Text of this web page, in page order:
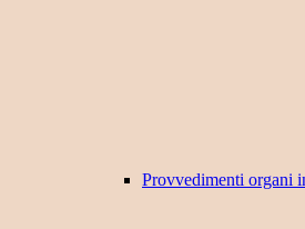
Provvedimenti organi